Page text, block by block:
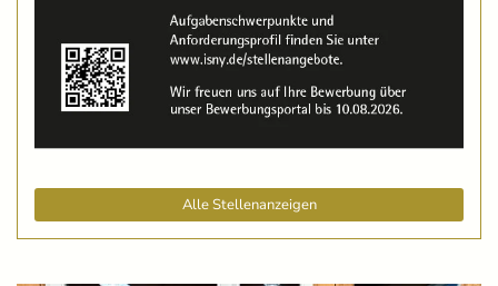
Alle Stellenanzeigen